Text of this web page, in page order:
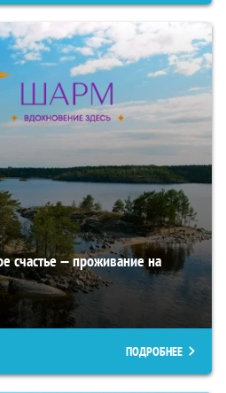
счастье — проживание на
ПОДРОБНЕЕ